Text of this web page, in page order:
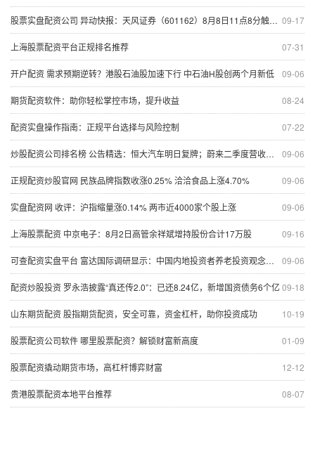
09-17
股票实盘配资公司 异动快报：天风证券（601162）8月8日11点8分触及涨停板
07-31
上海股票配资平台正规排名推荐
09-06
开户配资 需求预期逆转？港股石油股加速下行 中石油H股创两个月新低
08-24
期货配资软件：助你轻松掌控市场，提升收益
07-22
配资实盘操作指南：正规平台选择与风险控制
09-06
炒股配资公司排名榜 公告精选：恒大汽车明日复牌；蔚来二季度营收和交付量双创新高
09-06
正规配资炒股官网 民族品牌指数收涨0.25% 洽洽食品上涨4.70%
09-06
实盘配资网 收评：沪指缩量涨0.14% 两市近4000家个股上涨
09-16
上海股票配资 中京电子：8月2日高管余祥斌增持股份合计17万股
09-06
可查配资实盘平台 富达国际调研显示：中国内地投资者养老投资观念仍待提升
09-18
配资炒股投资 罗永浩披露“真还传2.0”：已还8.24亿，新增国资债务6个亿
10-19
山东期货配资 股指期货配资，安全可靠，资金杠杆，助你投资成功
01-09
股票配资公司软件 哪里股票配资？解锁财富新高度
12-12
股票配资撬动期货市场，高杠杆博弈财富
08-07
贵港股票配资本地平台推荐